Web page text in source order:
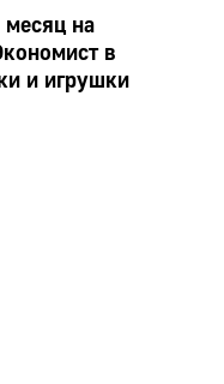
месяц на
в
и игрушки